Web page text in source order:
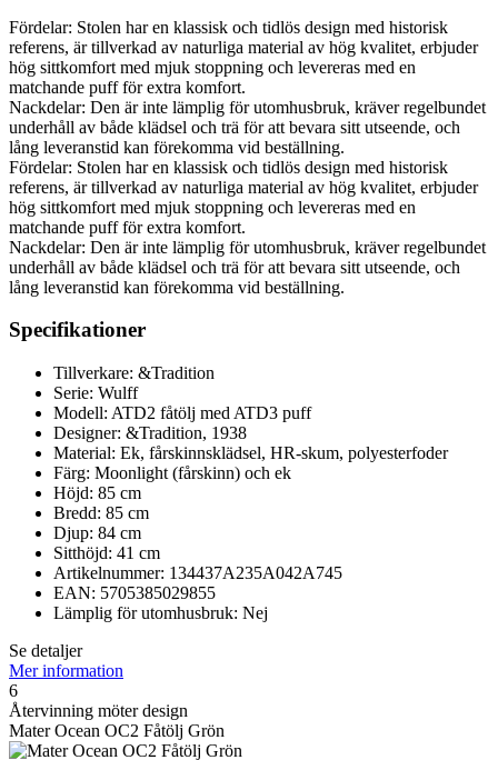
Fördelar: Stolen har en klassisk och tidlös design med historisk
referens, är tillverkad av naturliga material av hög kvalitet, erbjuder
hög sittkomfort med mjuk stoppning och levereras med en
matchande puff för extra komfort.
Nackdelar: Den är inte lämplig för utomhusbruk, kräver regelbundet
underhåll av både klädsel och trä för att bevara sitt utseende, och
lång leveranstid kan förekomma vid beställning.
Fördelar: Stolen har en klassisk och tidlös design med historisk
referens, är tillverkad av naturliga material av hög kvalitet, erbjuder
hög sittkomfort med mjuk stoppning och levereras med en
matchande puff för extra komfort.
Nackdelar: Den är inte lämplig för utomhusbruk, kräver regelbundet
underhåll av både klädsel och trä för att bevara sitt utseende, och
lång leveranstid kan förekomma vid beställning.
Specifikationer
Tillverkare: &Tradition
Serie: Wulff
Modell: ATD2 fåtölj med ATD3 puff
Designer: &Tradition, 1938
Material: Ek, fårskinnsklädsel, HR-skum, polyesterfoder
Färg: Moonlight (fårskinn) och ek
Höjd: 85 cm
Bredd: 85 cm
Djup: 84 cm
Sitthöjd: 41 cm
Artikelnummer: 134437A235A042A745
EAN: 5705385029855
Lämplig för utomhusbruk: Nej
Se detaljer
Mer information
6
Återvinning möter design
Mater Ocean OC2 Fåtölj Grön